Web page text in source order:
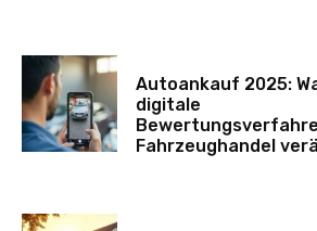
Autoankauf 2025:
digitale
Fahrzeughandel